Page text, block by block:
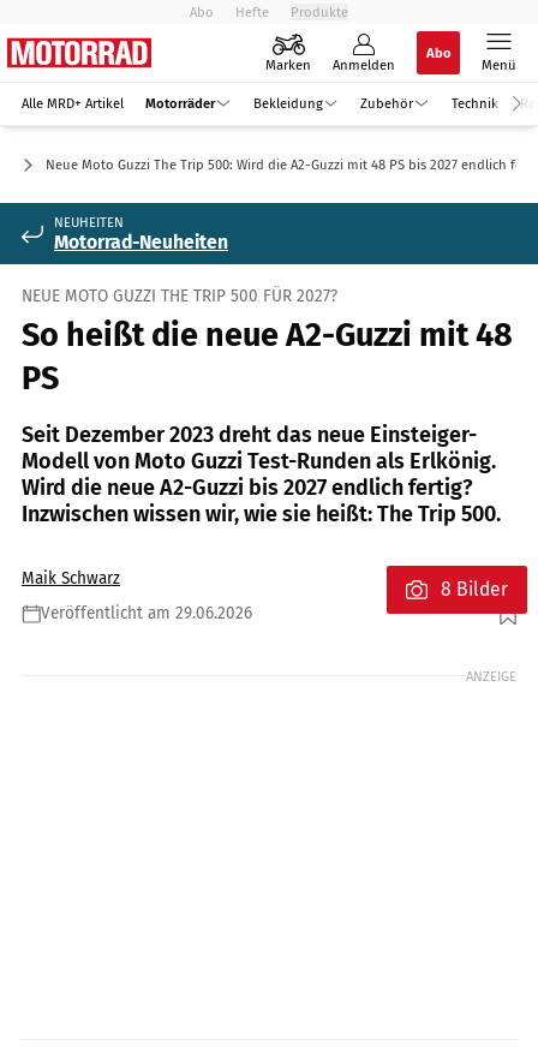
Abo Hefte Produkte
Marken Anmelden
Abo
Menü
Alle MRD+ Artikel Motorräder Bekleidung Zubehör Technik
Neue Moto Guzzi The Trip 500: Wird die A2-Guzzi mit 48 PS bis 2027 endlich
NEUHEITEN
Motorrad-Neuheiten
NEUE MOTO GUZZI THE TRIP 500 FÜR 2027?
So heißt die neue A2-Guzzi mit 48
PS
Seit Dezember 2023 dreht das neue Einsteiger-
Modell von Moto Guzzi Test-Runden als Erlkönig.
Wird die neue A2-Guzzi bis 2027 endlich fertig?
Inzwischen wissen wir, wie sie heißt: The Trip 500.
Maik Schwarz
Veröffentlicht am 29.06.2026
Foto: Piaggio/Moto Guzzi
8 Bilder
ANZEIGE